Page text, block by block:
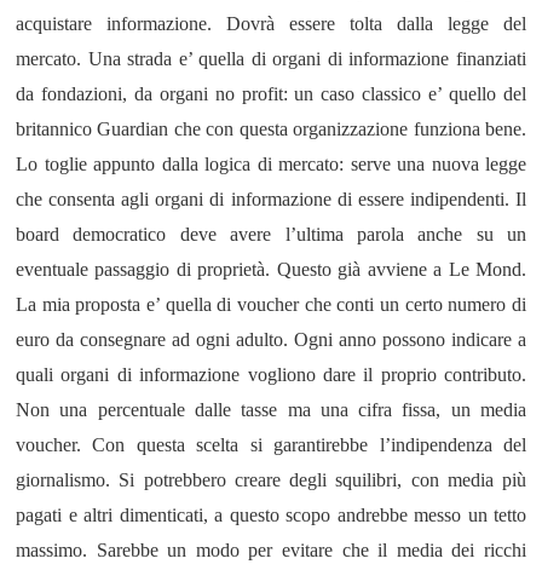
acquistare informazione. Dovrà essere tolta dalla legge del
mercato. Una strada e’ quella di organi di informazione finanziati
da fondazioni, da organi no profit: un caso classico e’ quello del
britannico Guardian che con questa organizzazione funziona bene.
Lo toglie appunto dalla logica di mercato: serve una nuova legge
che consenta agli organi di informazione di essere indipendenti. Il
board democratico deve avere l’ultima parola anche su un
eventuale passaggio di proprietà. Questo già avviene a Le Mond.
La mia proposta e’ quella di voucher che conti un certo numero di
euro da consegnare ad ogni adulto. Ogni anno possono indicare a
quali organi di informazione vogliono dare il proprio contributo.
Non una percentuale dalle tasse ma una cifra fissa, un media
voucher. Con questa scelta si garantirebbe l’indipendenza del
giornalismo. Si potrebbero creare degli squilibri, con media più
pagati e altri dimenticati, a questo scopo andrebbe messo un tetto
massimo. Sarebbe un modo per evitare che il media dei ricchi